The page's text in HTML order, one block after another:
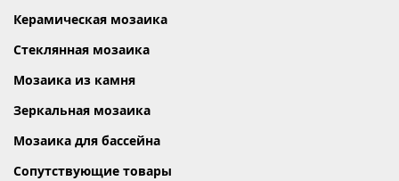
Керамическая мозаика
Стеклянная мозаика
Мозаика из камня
Зеркальная мозаика
Мозаика для бассейна
Сопутствующие товары